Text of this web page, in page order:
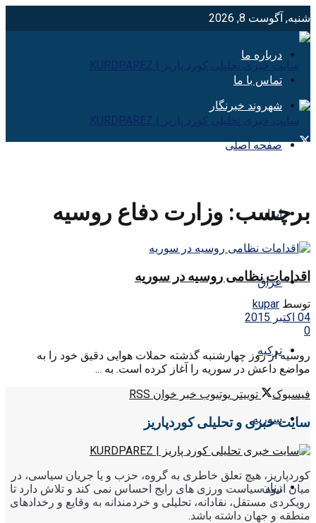
شنبه, آگوست 8, 2026
درباره ما
تماس با ما
شهروند خبرنگار
صفحه اصلی
ایران
عراق
ترکیه
سوریه
زنان
برچسب: وزارت دفاع روسیه
اقدامات نظامی روسیه در سوریه
توسط kupar
04 اکتبر 2015
0
روسیه از روز چهارشنبه گذشته حملات هوایی دقیق خود را به
مواضع داعش در سوریه را آغاز کرده است. به ...
فیسبوک
توییتر یوتیوب خبر خوان RSS
سایت خبری و تحلیلی کوردپاریز
کوردپاریز، هیچ تعلق خاطری به گروه، حزب و یا جریان سیاسی، در
میان انبوه سیاست ورزی های رایج احساس نمی کند و تلاش دارد تا
رویکردی مستقل، نقادانه، تحلیلی و خردمندانه به وقایع و رخدادهای
منطقه و جهان داشته باشد.